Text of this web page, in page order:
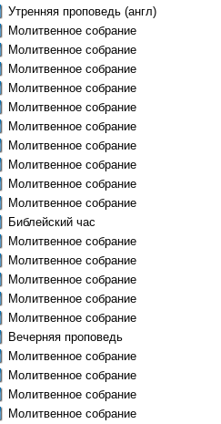
Утренняя проповедь (англ)
Молитвенное собрание
Молитвенное собрание
Молитвенное собрание
Молитвенное собрание
Молитвенное собрание
Молитвенное собрание
Молитвенное собрание
Молитвенное собрание
Молитвенное собрание
Молитвенное собрание
Библейский час
Молитвенное собрание
Молитвенное собрание
Молитвенное собрание
Молитвенное собрание
Молитвенное собрание
Вечерняя проповедь
Молитвенное собрание
Молитвенное собрание
Молитвенное собрание
Молитвенное собрание